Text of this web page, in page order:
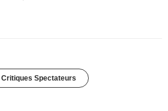
Critiques Spectateurs